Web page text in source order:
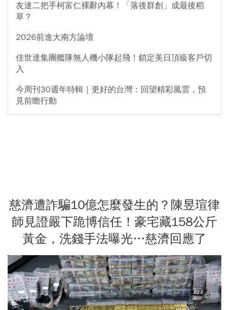
友達二把手柯富仁裸辭內幕！「落後群創」成最後稻
草？
2026前進大南方論壇
佳世達集團艦隊無人機小隊起飛！鎖定美日頂級客戶切
入
今周刊30週年特輯｜更好的台灣：回望精彩風雲，預
見前瞻行動
慈濟遭詐騙10億怎麼發生的？陳昱瑄律
師見證嚴下跪博信任！豪宅藏158公斤
黃金，洗錢手法曝光…慈濟回應了